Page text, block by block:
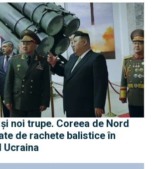
noi trupe. Coreea de Nord
de rachete balistice în
Ucraina